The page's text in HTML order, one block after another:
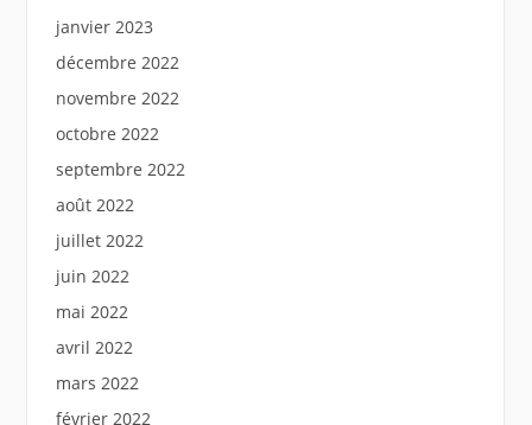
janvier 2023
décembre 2022
novembre 2022
octobre 2022
septembre 2022
août 2022
juillet 2022
juin 2022
mai 2022
avril 2022
mars 2022
février 2022